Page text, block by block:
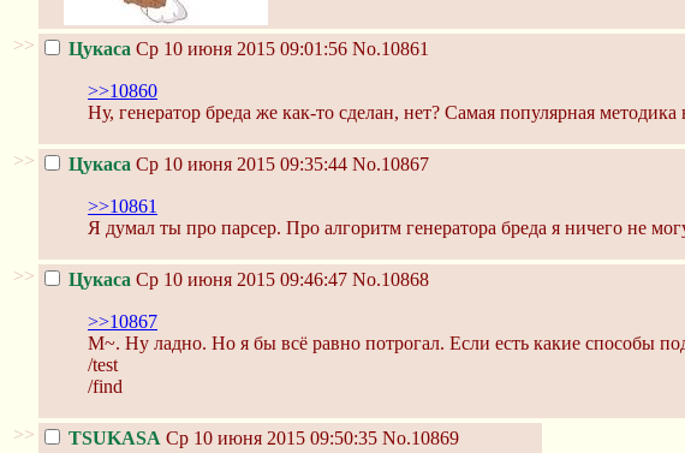
>> Цукаса Ср 10 июня 2015 09:01:56 No.10861
>>10860
Ну, генератор бреда же как-то сделан, нет? Самая популярная методика
>> Цукаса Ср 10 июня 2015 09:35:44 No.10867
>>10861
Я думал ты про парсер. Про алгоритм генератора бреда я ничего не
>> Цукаса Ср 10 июня 2015 09:46:47 No.10868
>>10867
М~. Ну ладно. Но я бы всё равно потрогал. Если есть какие способы
/test
/find
>> TSUKASA Ср 10 июня 2015 09:50:35 No.10869